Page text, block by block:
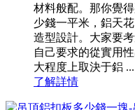
材料般配。那你覺
少錢一平米，鋁天
造型設計。大家要
自己要求的從實用
大程度上取決于鋁 ...
了解詳情